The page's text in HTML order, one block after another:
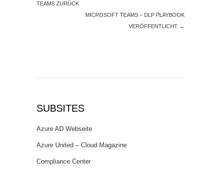
TEAMS ZURÜCK
MICROSOFT TEAMS – DLP PLAYBOOK
VERÖFFENTLICHT →
SUBSITES
Azure AD Webseite
Azure United – Cloud Magazine
Compliance Center